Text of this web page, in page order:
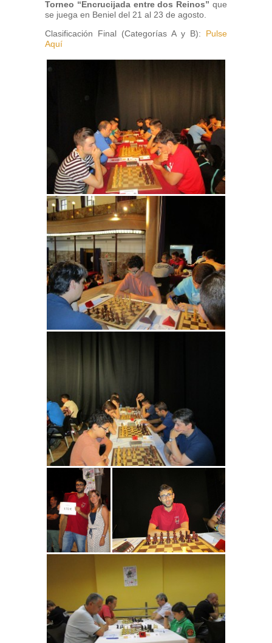
Torneo “Encrucijada entre dos Reinos” que
se juega en Beniel del 21 al 23 de agosto.
Clasificación Final (Categorías A y B): Pulse
Aquí